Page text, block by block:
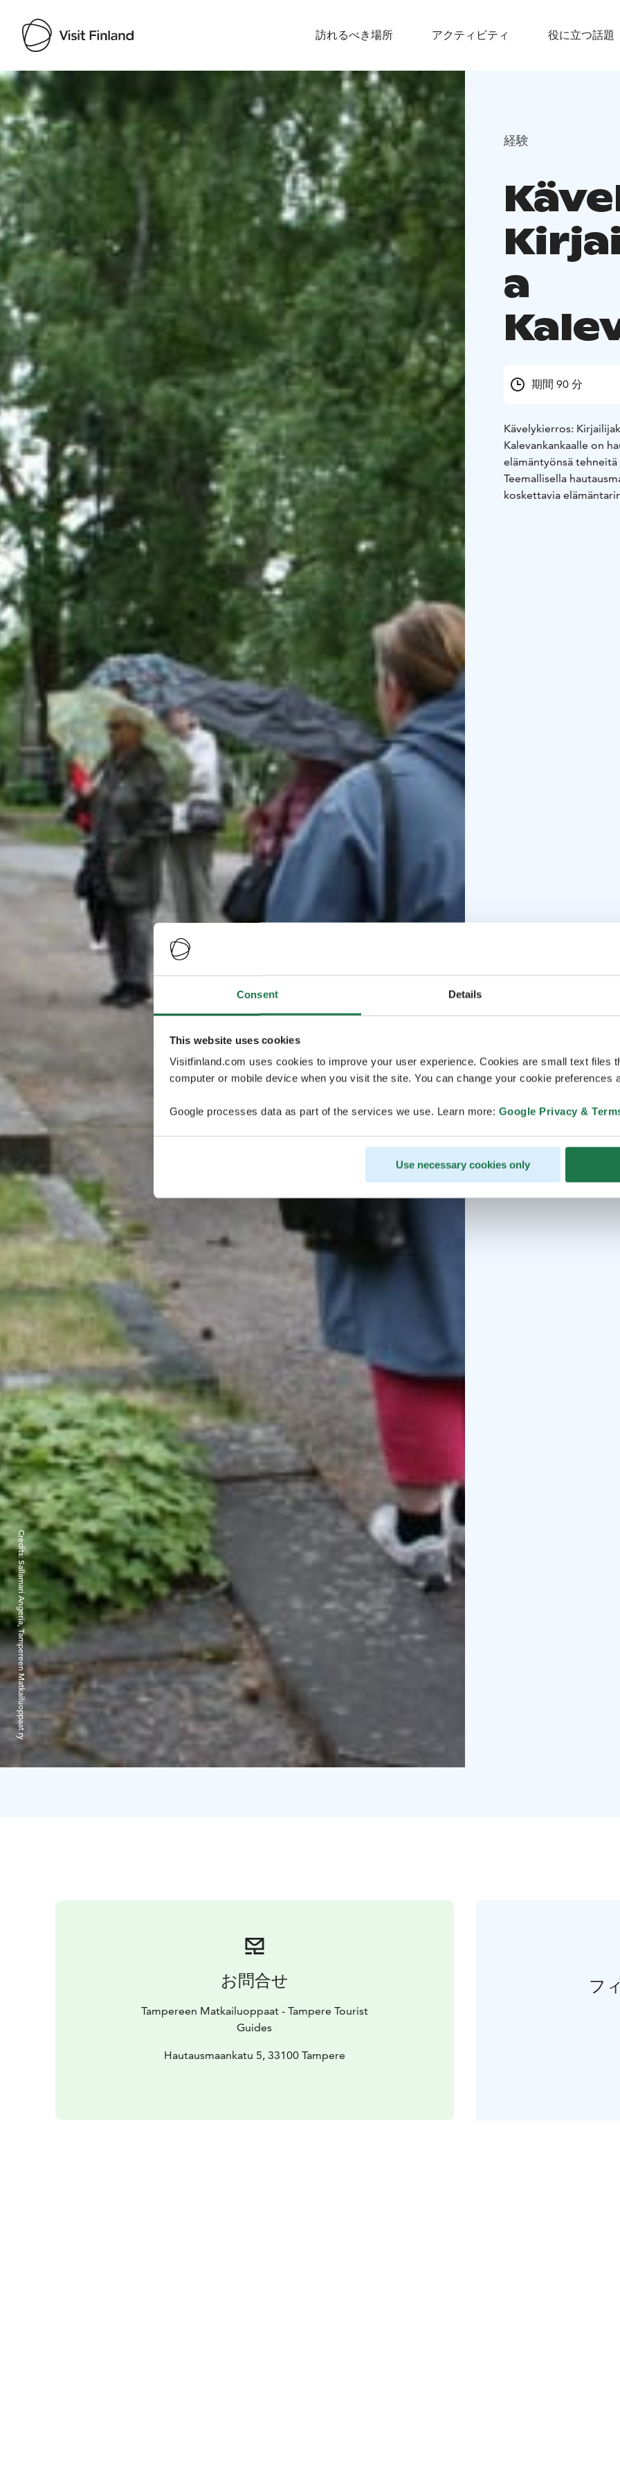
Consent Details
This website uses cookies
Visitfinland.com uses cookies to improve your user experience. Cookies are small text files
computer or mobile device when you visit the site. You can change your cookie preferences
Google processes data as part of the services we use. Learn more: Google Privacy &
Use necessary cookies only
訪れるべき場所 アクティビティ 役に立つ話題
Visit Finland
Credits:
Sallamari Angeria, Tampereen Matkailuoppaat ry
経験
a
期間 90 分
Kävelykierros:
Kalevankankaalle on
elämäntyönsä
Teemallisella
koskettavia
Opastettu
お問合せ
Tampereen Matkailuoppaat - Tampere Tourist
Guides
Hautausmaankatu 5, 33100 Tampere
フ